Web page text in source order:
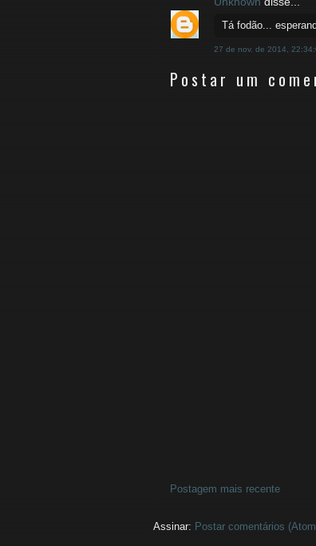
Tá fodão...
27 de nov. de 2014,
Postar um
Postagem mais recente
Assinar: Postar comentários